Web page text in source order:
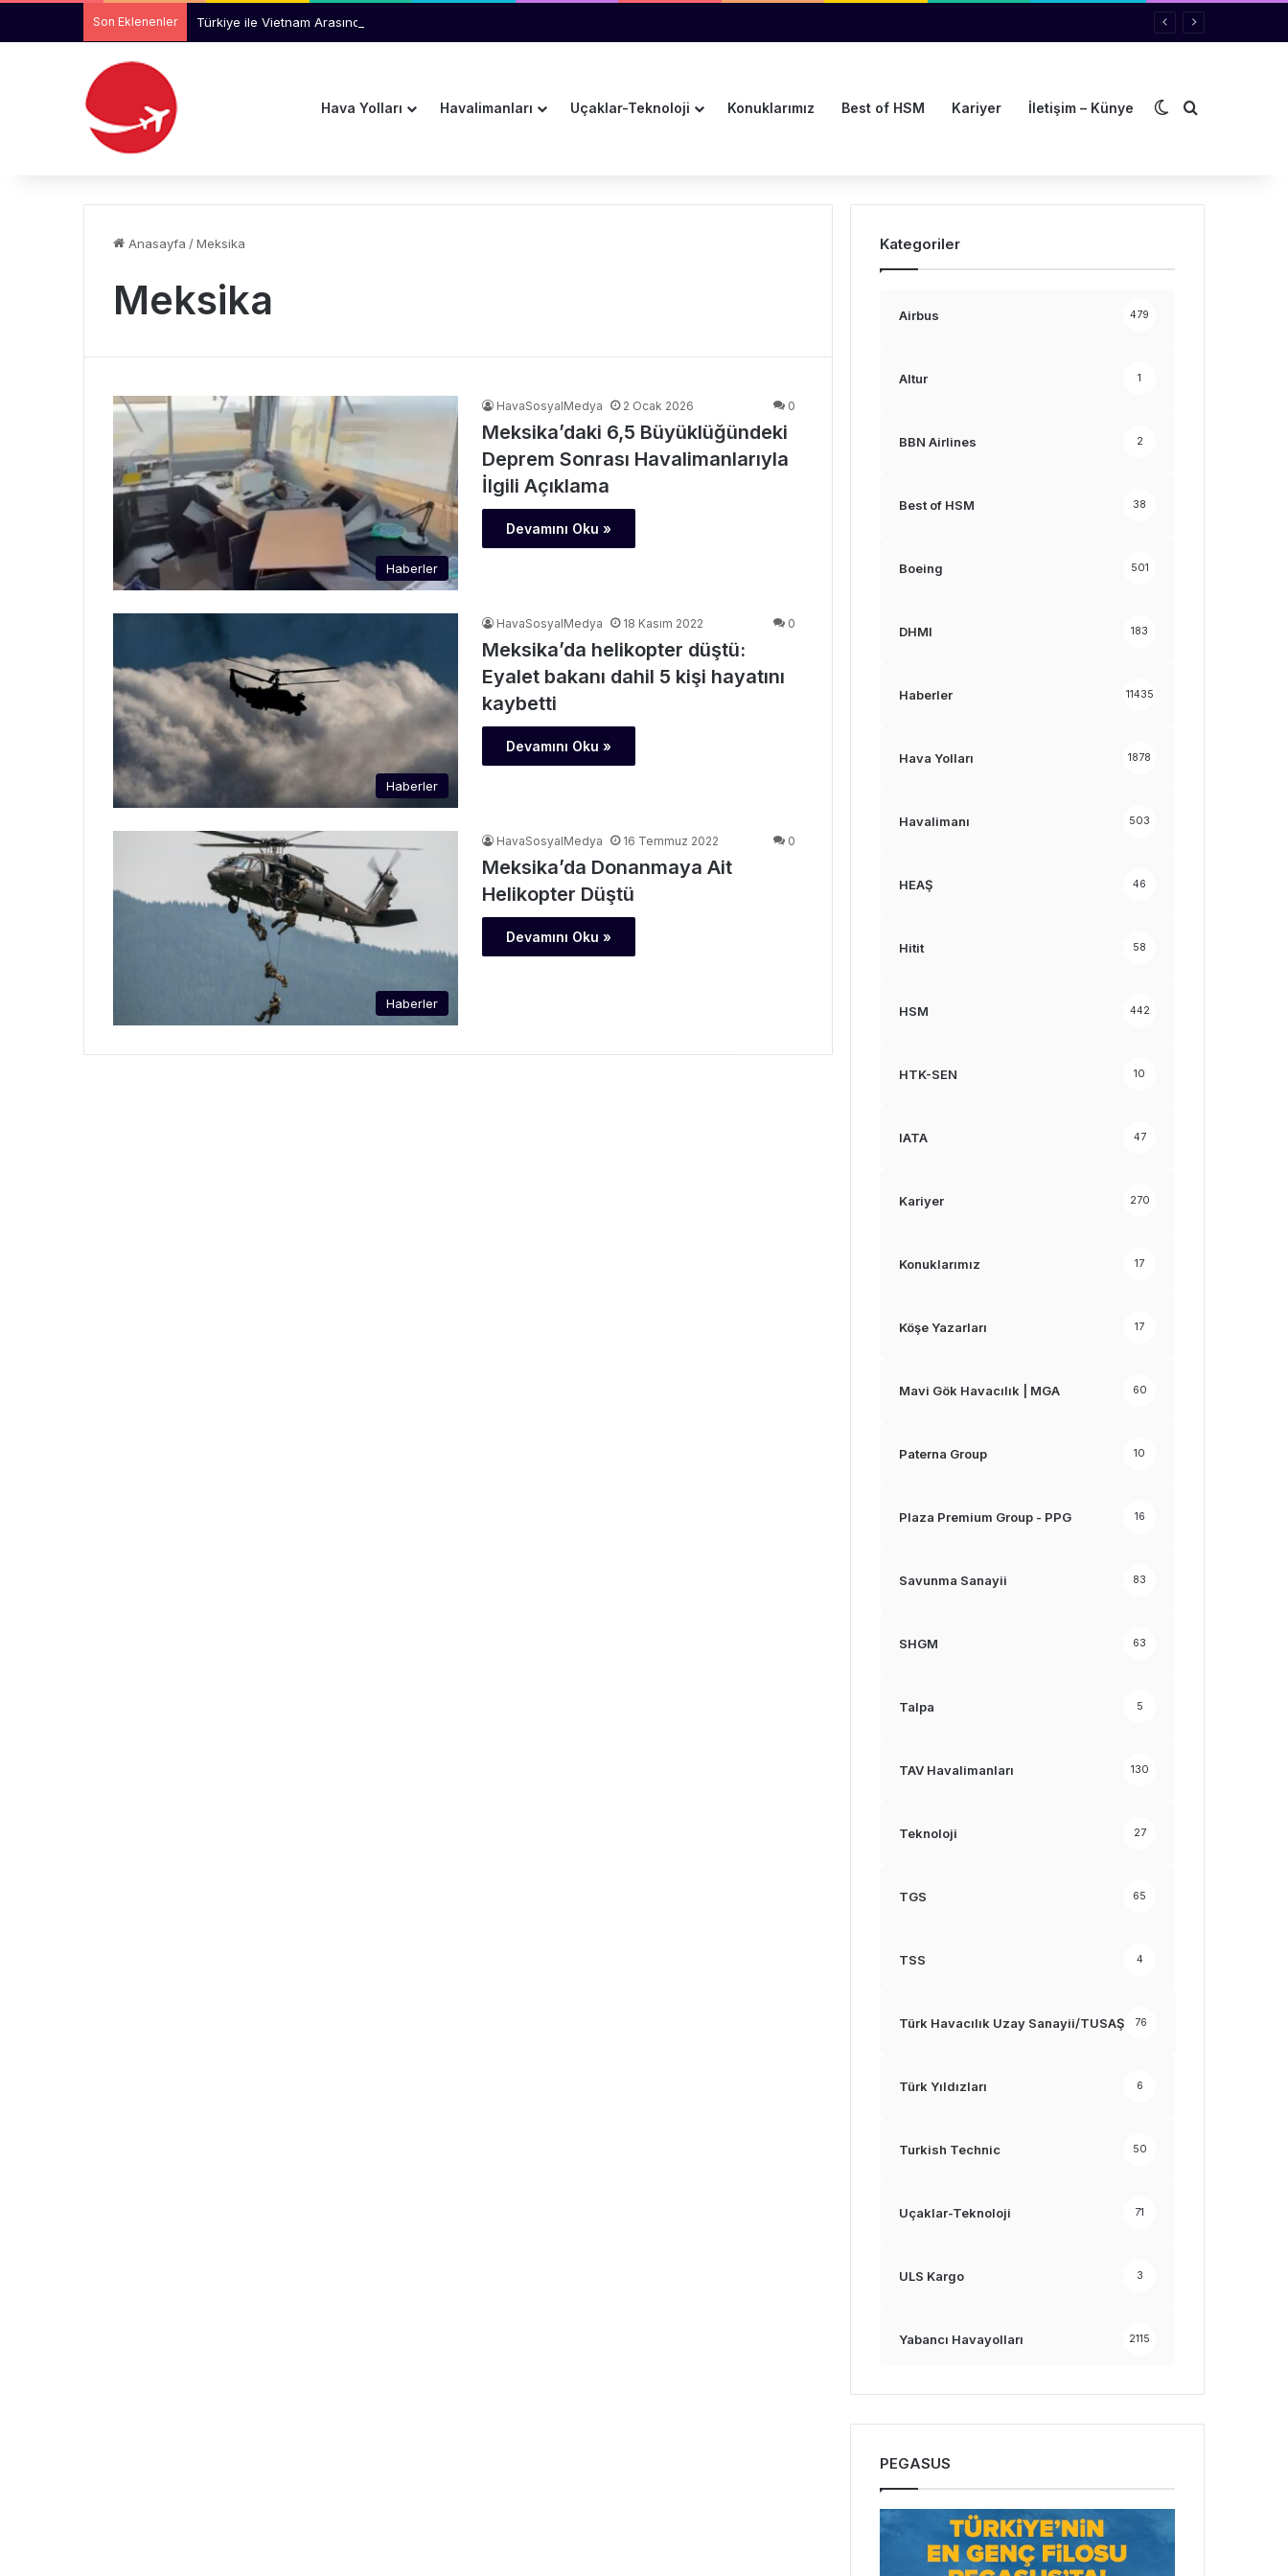
Son Eklenenler Türkiye ile Vietnam Arasında Hava Ulaştırmasında Yeni Dönem
Hava Yolları Havalimanları Uçaklar-Teknoloji Konuklarımız Best of HSM Kariyer İletişim – Künye Dış görünümü
Arama yap
Anasayfa /Meksika
Meksika
Haberler
HavaSosyalMedya 2 Ocak 2026 0
Meksika’daki 6,5 Büyüklüğündeki
Deprem Sonrası Havalimanlarıyla
İlgili Açıklama
Devamını Oku »
Haberler
HavaSosyalMedya 18 Kasım 2022 0
Meksika’da helikopter düştü:
Eyalet bakanı dahil 5 kişi hayatını
kaybetti
Devamını Oku »
Haberler
HavaSosyalMedya 16 Temmuz 2022 0
Meksika’da Donanmaya Ait
Helikopter Düştü
Devamını Oku »
Kategoriler
Airbus 479
Altur 1
BBN Airlines 2
Best of HSM 38
Boeing 501
DHMI 183
Haberler 11435
Hava Yolları 1878
Havalimanı 503
HEAŞ 46
Hitit 58
HSM 442
HTK-SEN 10
IATA 47
Kariyer 270
Konuklarımız 17
Köşe Yazarları 17
Mavi Gök Havacılık | MGA 60
Paterna Group 10
Plaza Premium Group - PPG 16
Savunma Sanayii 83
SHGM 63
Talpa 5
TAV Havalimanları 130
Teknoloji 27
TGS 65
TSS 4
Türk Havacılık Uzay Sanayii/TUSAŞ 76
Türk Yıldızları 6
Turkish Technic 50
Uçaklar-Teknoloji 71
ULS Kargo 3
Yabancı Havayolları 2115
PEGASUS